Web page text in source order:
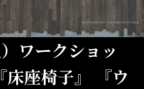
ワークショッ
床座椅子』 『ウ